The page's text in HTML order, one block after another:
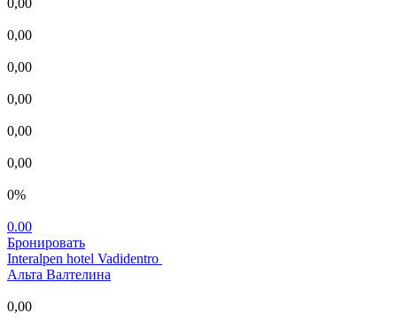
0,00
0,00
0,00
0,00
0,00
0%
0.00
Бронировать
Interalpen hotel Vadidentro
Альта Валтелина
0,00